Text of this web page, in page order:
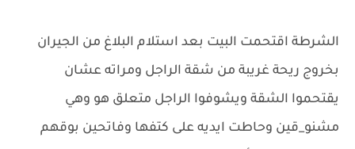
الشرطة اقتحمت البيت بعد استلام البلاغ من الجيران
بخروج ريحة غريبة من شقة الراجل ومراته عشان
يقتحموا الشقة ويشوفوا الراجل متعلق هو وهي
مشنو_قين وحاطت ايديه على كتفها وفاتحين بوقهم